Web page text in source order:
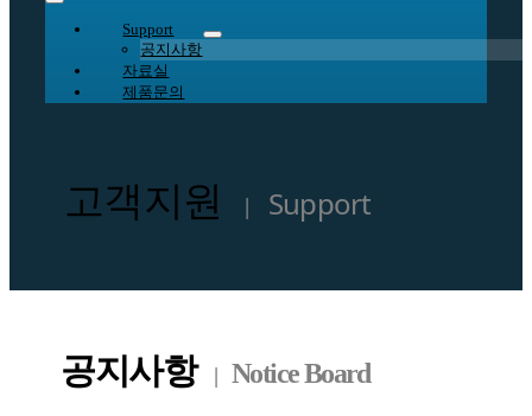
Toggle
NavigationSupport
공지사항
자료실
제품문의
고객지원 | Support
공지사항 | Notice Board